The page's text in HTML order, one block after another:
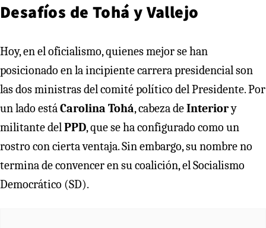
Desafíos de Tohá y Vallejo
Hoy, en el oficialismo, quienes mejor se han
posicionado en la incipiente carrera presidencial son
las dos ministras del comité político del Presidente. Por
un lado estáCarolina Tohá, cabeza deInteriory
militante delPPD, que se ha configurado como un
rostro con cierta ventaja. Sin embargo, su nombre no
termina de convencer en su coalición, el Socialismo
Democrático (SD).